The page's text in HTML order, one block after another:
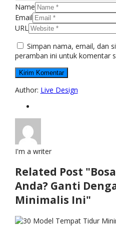
Name
Email
URL
Simpan nama, email, dan
peramban ini untuk komentar
Author: Live Design
I'm a writer
Related Post
Anda? Ganti
Minimalis Ini"